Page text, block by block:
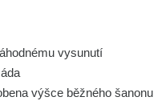
vysunutí
výšce běžného šanonu